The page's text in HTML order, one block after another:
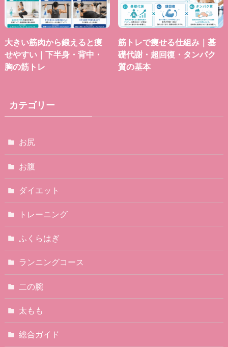
大きい筋肉から鍛えると痩
せやすい｜下半身・背中・
胸の筋トレ
筋トレで痩せる仕組み｜基
礎代謝・超回復・タンパク
質の基本
カテゴリー
お尻
お腹
ダイエット
トレーニング
ふくらはぎ
ランニングコース
二の腕
太もも
総合ガイド